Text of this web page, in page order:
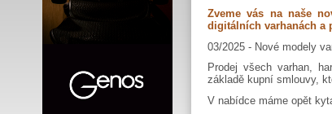
Zveme vás na naše
digitálních varhanách a
03/2025 - Nové modely
Prodej všech varhan,
základě kupní smlouvy,
V nabídce máme opět